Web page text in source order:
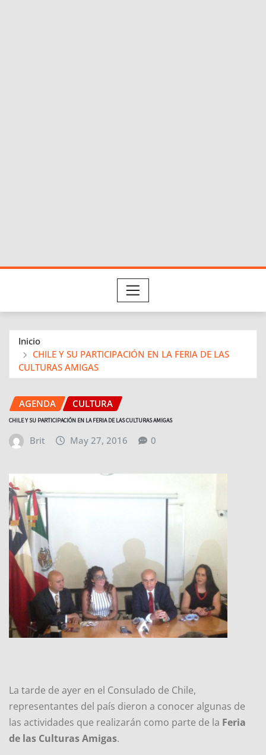
Inicio
CHILE Y SU PARTICIPACIÓN EN LA FERIA DE LAS
CULTURAS AMIGAS
AGENDA CULTURA
CHILE Y SU PARTICIPACIÓN EN LA FERIA DE LAS CULTURAS AMIGAS
Brit May 27, 2016 0
La tarde de ayer en el Consulado de Chile,
representantes del país dieron a conocer algunas de
las actividades que realizarán como parte de la Feria
de las Culturas Amigas.